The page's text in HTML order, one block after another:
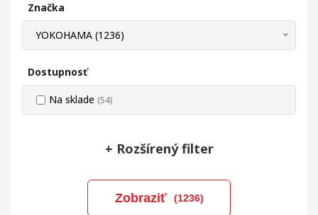
Značka
YOKOHAMA (1236)
Dostupnosť
Na sklade (54)
+ Rozšírený filter
Zobraziť (1236)